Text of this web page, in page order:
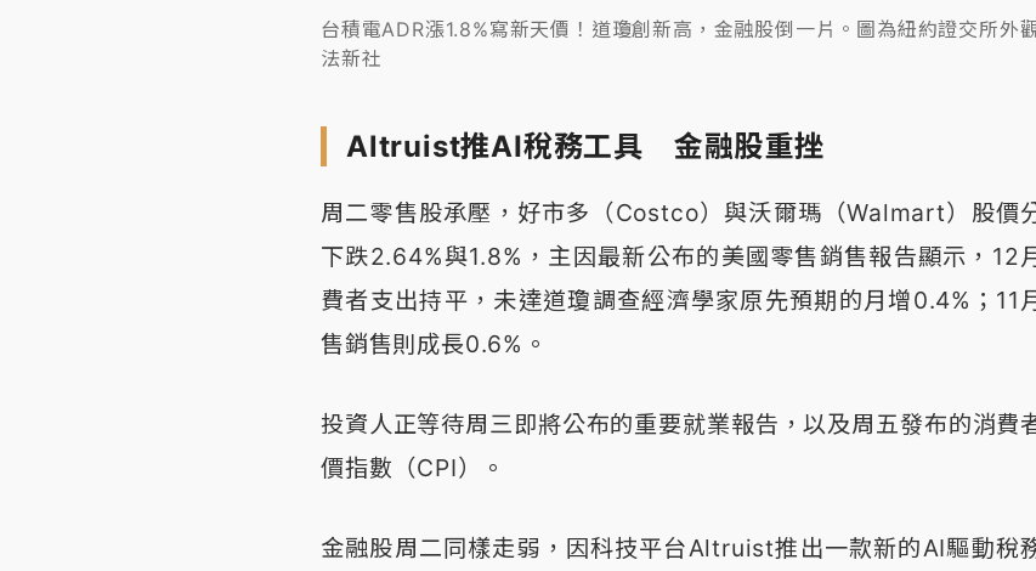
台積電ADR漲1.8%寫新天價！道瓊創新高，金融股倒一片。圖為紐約證交所外
法新社
Altruist推AI稅務工具 金融股重挫
周二零售股承壓，好市多（Costco）與沃爾瑪（Walmart）股價
下跌2.64%與1.8%，主因最新公布的美國零售銷售報告顯示，12
費者支出持平，未達道瓊調查經濟學家原先預期的月增0.4%；11
售銷售則成長0.6%。
投資人正等待周三即將公布的重要就業報告，以及周五發布的消費
價指數（CPI）。
金融股周二同樣走弱，因科技平台Altruist推出一款新的AI驅動稅